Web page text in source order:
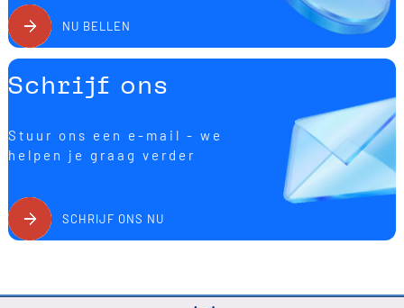
NU BELLEN
Schrijf ons
Stuur ons een e-mail - we
helpen je graag verder
SCHRIJF ONS NU